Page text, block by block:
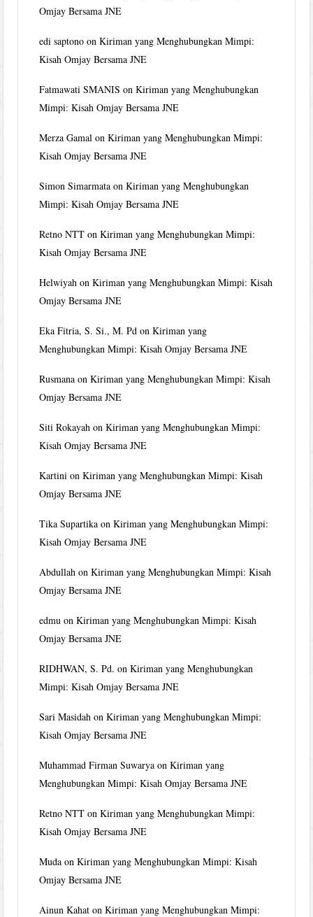
Omjay Bersama JNE
edi saptono onKiriman yang Menghubungkan Mimpi:
Kisah Omjay Bersama JNE
Fatmawati SMANIS onKiriman yang Menghubungkan
Mimpi: Kisah Omjay Bersama JNE
Merza Gamal onKiriman yang Menghubungkan Mimpi:
Kisah Omjay Bersama JNE
Simon Simarmata onKiriman yang Menghubungkan
Mimpi: Kisah Omjay Bersama JNE
Retno NTT onKiriman yang Menghubungkan Mimpi:
Kisah Omjay Bersama JNE
Helwiyah onKiriman yang Menghubungkan Mimpi: Kisah
Omjay Bersama JNE
Eka Fitria, S. Si., M. Pd onKiriman yang
Menghubungkan Mimpi: Kisah Omjay Bersama JNE
Rusmana onKiriman yang Menghubungkan Mimpi: Kisah
Omjay Bersama JNE
Siti Rokayah onKiriman yang Menghubungkan Mimpi:
Kisah Omjay Bersama JNE
Kartini onKiriman yang Menghubungkan Mimpi: Kisah
Omjay Bersama JNE
Tika Supartika onKiriman yang Menghubungkan Mimpi:
Kisah Omjay Bersama JNE
Abdullah onKiriman yang Menghubungkan Mimpi: Kisah
Omjay Bersama JNE
edmu onKiriman yang Menghubungkan Mimpi: Kisah
Omjay Bersama JNE
RIDHWAN, S. Pd. onKiriman yang Menghubungkan
Mimpi: Kisah Omjay Bersama JNE
Sari Masidah onKiriman yang Menghubungkan Mimpi:
Kisah Omjay Bersama JNE
Muhammad Firman Suwarya onKiriman yang
Menghubungkan Mimpi: Kisah Omjay Bersama JNE
Retno NTT onKiriman yang Menghubungkan Mimpi:
Kisah Omjay Bersama JNE
Muda onKiriman yang Menghubungkan Mimpi: Kisah
Omjay Bersama JNE
Ainun Kahat onKiriman yang Menghubungkan Mimpi: